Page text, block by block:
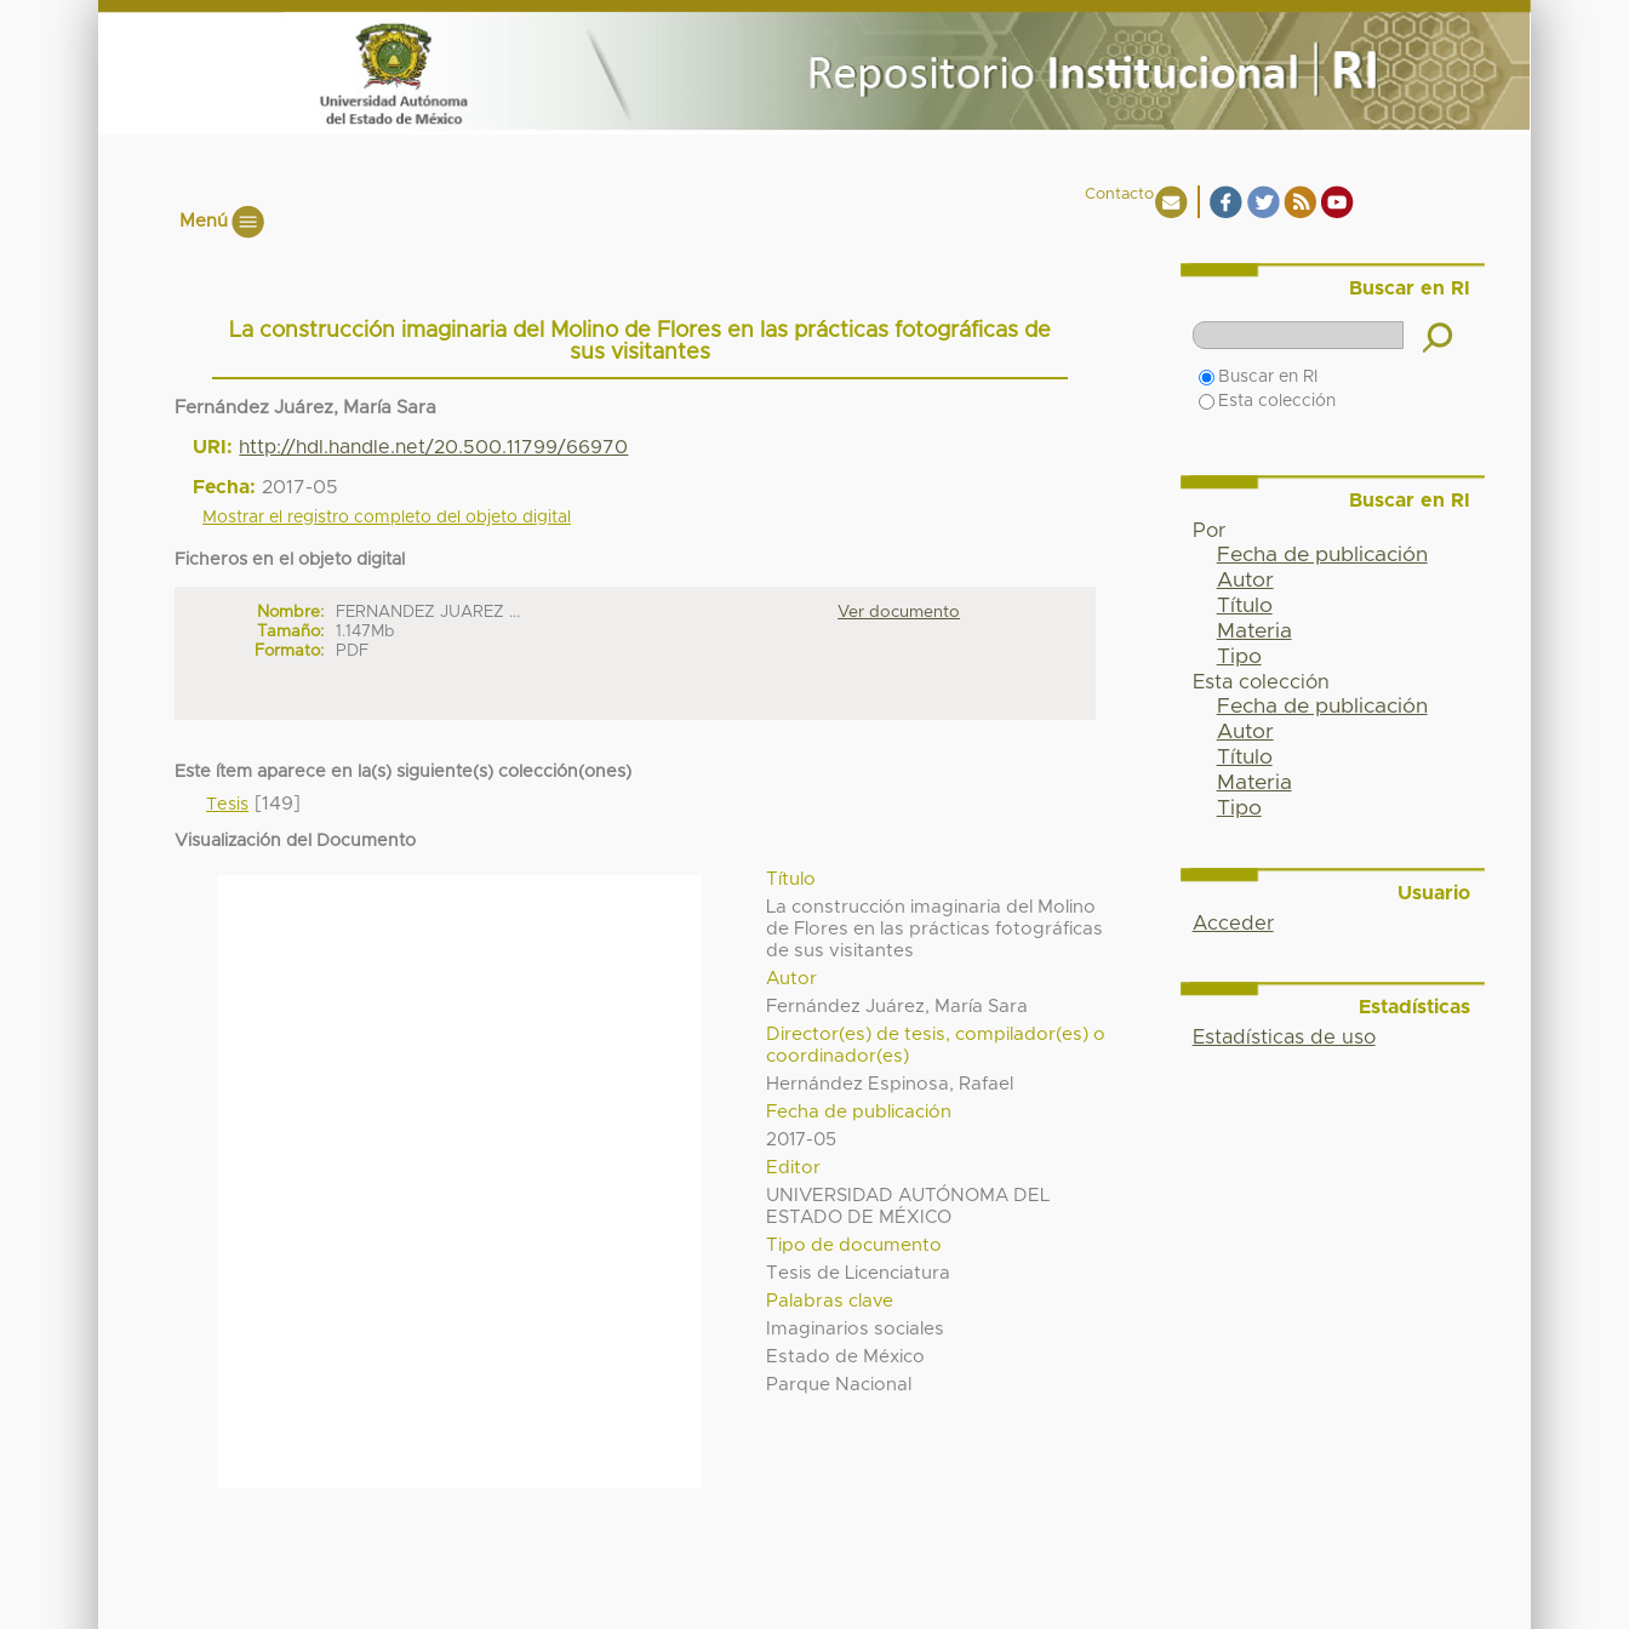
Contacto
Menú
La construcción imaginaria del Molino de Flores en las prácticas fotográficas de
sus visitantes
Fernández Juárez, María Sara
URI: http://hdl.handle.net/20.500.11799/66970
Fecha: 2017-05
Mostrar el registro completo del objeto digital
Ficheros en el objeto digital
Nombre:
FERNANDEZ JUAREZ ...
Tamaño:
1.147Mb
Formato:
PDF
Ver documento
Este ítem aparece en la(s) siguiente(s) colección(ones)
Tesis [149]
Visualización del Documento
Título
La construcción imaginaria del Molino
de Flores en las prácticas fotográficas
de sus visitantes
Autor
Fernández Juárez, María Sara
Director(es) de tesis, compilador(es) o
coordinador(es)
Hernández Espinosa, Rafael
Fecha de publicación
2017-05
Editor
UNIVERSIDAD AUTÓNOMA DEL
ESTADO DE MÉXICO
Tipo de documento
Tesis de Licenciatura
Palabras clave
Imaginarios sociales
Estado de México
Parque Nacional
Buscar en RI
Buscar en RI
Esta colección
Buscar en RI
Por
Fecha de publicación
Autor
Título
Materia
Tipo
Esta colección
Fecha de publicación
Autor
Título
Materia
Tipo
Usuario
Acceder
Estadísticas
Estadísticas de uso